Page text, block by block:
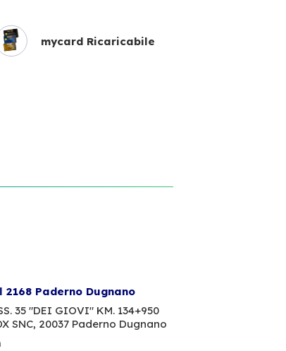
mycard Ricaricabile
2168 Paderno Dugnano
35 "DEI GIOVI" KM. 134+950
SNC, 20037 Paderno Dugnano